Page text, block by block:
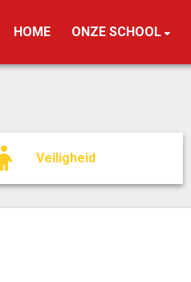
HOME ONZE SCHOOL
Veiligheid